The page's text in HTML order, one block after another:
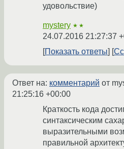
удовольствие)
mystery ★★
24.07.2016 21:27:37
Показать ответы
Ответ на: комментарий от
21:25:16 +00:00
Краткость кода
синтаксическим
выразительными
правильной